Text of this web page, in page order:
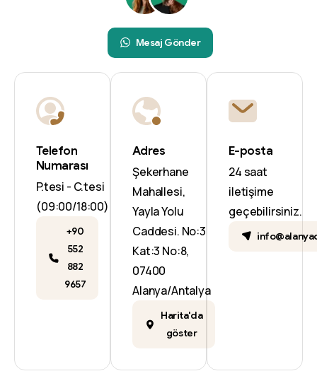
Mesaj Gönder
Telefon
Numarası
P.tesi - C.tesi
(09:00/18:00)
+90
552
882
9657
Adres
Şekerhane
Mahallesi,
Yayla Yolu
Caddesi. No:3
Kat:3 No:8,
07400
Alanya/Antalya
Harita'da
göster
E-posta
24 saat
iletişime
geçebilirsiniz.